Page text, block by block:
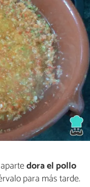
dora el pollo
para más tarde.